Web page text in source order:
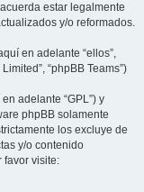
estar legalmente
y/o reformados.
en adelante “ellos”,
“phpBB Teams”)
adelante “GPL”) y
phpBB solamente
los excluye de
y/o contenido
favor visite: